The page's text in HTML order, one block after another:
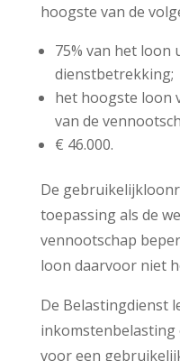
hoogste van de
75% van het loon
dienstbetrekking;
het hoogste loon
van de
€ 46.000.
De
toepassing als de
vennootschap
loon daarvoor niet
De Belastingdienst
inkomstenbelasting
voor een